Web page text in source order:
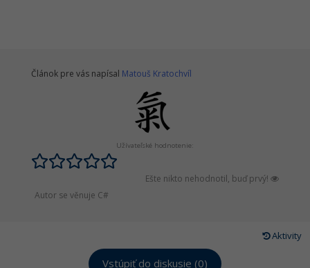
Článok pre vás napísal Matouš Kratochvíl
Užívateľské hodnotenie:
Ešte nikto nehodnotil, buď prvý!
Autor se věnuje C#
Aktivity
Vstúpiť do diskusie (0)